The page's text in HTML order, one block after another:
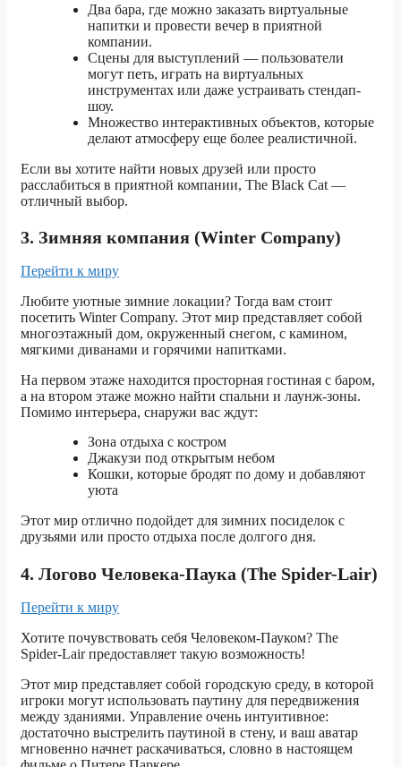
Два бара, где можно заказать виртуальные
напитки и провести вечер в приятной
компании.
Сцены для выступлений — пользователи
могут петь, играть на виртуальных
инструментах или даже устраивать стендап-
шоу.
Множество интерактивных объектов, которые
делают атмосферу еще более реалистичной.
Если вы хотите найти новых друзей или просто
расслабиться в приятной компании, The Black Cat —
отличный выбор.
3. Зимняя компания (Winter Company)
Перейти к миру
Любите уютные зимние локации? Тогда вам стоит
посетить Winter Company. Этот мир представляет собой
многоэтажный дом, окруженный снегом, с камином,
мягкими диванами и горячими напитками.
На первом этаже находится просторная гостиная с баром,
а на втором этаже можно найти спальни и лаунж-зоны.
Помимо интерьера, снаружи вас ждут:
Зона отдыха с костром
Джакузи под открытым небом
Кошки, которые бродят по дому и добавляют
уюта
Этот мир отлично подойдет для зимних посиделок с
друзьями или просто отдыха после долгого дня.
4. Логово Человека-Паука (The Spider-Lair)
Перейти к миру
Хотите почувствовать себя Человеком-Пауком? The
Spider-Lair предоставляет такую возможность!
Этот мир представляет собой городскую среду, в которой
игроки могут использовать паутину для передвижения
между зданиями. Управление очень интуитивное:
достаточно выстрелить паутиной в стену, и ваш аватар
мгновенно начнет раскачиваться, словно в настоящем